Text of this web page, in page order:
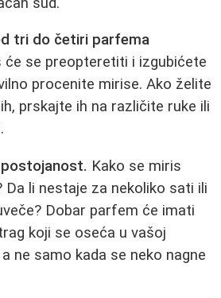
tri do četiri parfema
će se preopteretiti i izgubićete
procenite mirise. Ako želite
prskajte ih na različite ruke ili
Kako se miris
Da li nestaje za nekoliko sati ili
Dobar parfem će imati
koji se oseća u vašoj
ne samo kada se neko nagne